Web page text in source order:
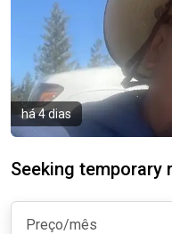
há 4 dias
Seeking temporary
Preço/mês